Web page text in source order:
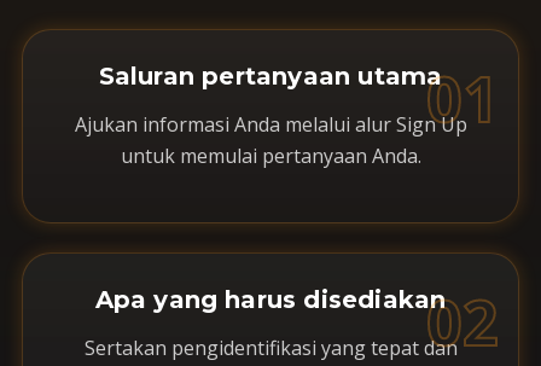
01
Saluran pertanyaan utama
Ajukan informasi Anda melalui alur Sign Up
untuk memulai pertanyaan Anda.
02
Apa yang harus disediakan
Sertakan pengidentifikasi yang tepat dan